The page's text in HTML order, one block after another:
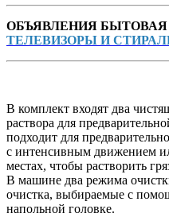
ОБЪЯВЛЕНИЯ
ТЕЛЕВИЗОРЫ И
В комплект входят два
раствора для
подходит для
с интенсивным движением
местах, чтобы растворить
В машине два режима
очистка, выбираемые с
напольной головке.